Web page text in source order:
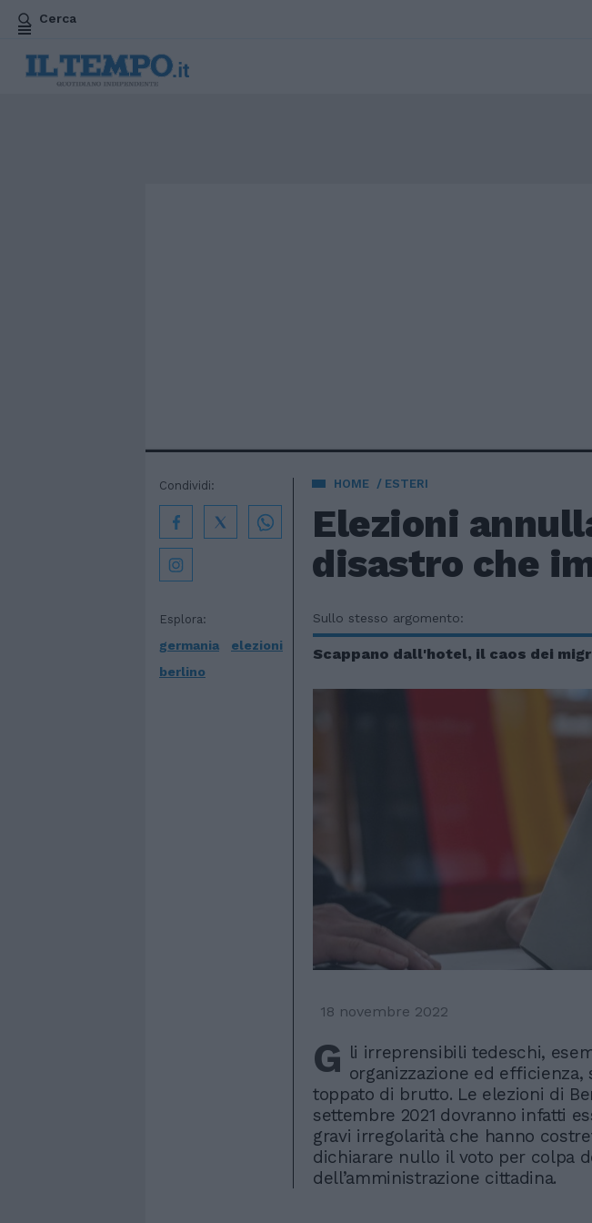
Cerca
HOME ESTERI
Elezioni
disastro che
Esplora:
germania
elezioni
berlino
Condividi:
Sullo stesso argomento:
Scappano dall'hotel, il caos dei
18 novembre 2022
G li irreprensibili tedeschi,
organizzazione ed efficienza,
toppato di brutto. Le elezioni di
settembre 2021 dovranno infatti
gravi irregolarità che hanno
dichiarare nullo il voto per colpa
dell’amministrazione cittadina.